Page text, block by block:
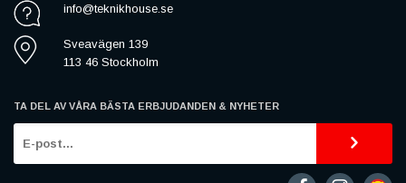
info@teknikhouse.se
Sveavägen 139
113 46 Stockholm
TA DEL AV VÅRA BÄSTA ERBJUDANDEN & NYHETER